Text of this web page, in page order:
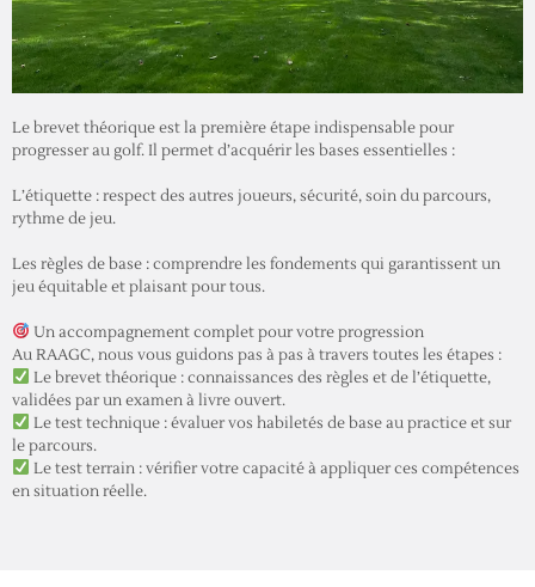
Le brevet théorique est la première étape indispensable pour
progresser au golf. Il permet d’acquérir les bases essentielles :
L’étiquette : respect des autres joueurs, sécurité, soin du parcours,
rythme de jeu.
Les règles de base : comprendre les fondements qui garantissent un
jeu équitable et plaisant pour tous.
Un accompagnement complet pour votre progression
Au RAAGC, nous vous guidons pas à pas à travers toutes les étapes :
Le brevet théorique : connaissances des règles et de l’étiquette,
validées par un examen à livre ouvert.
Le test technique : évaluer vos habiletés de base au practice et sur
le parcours.
Le test terrain : vérifier votre capacité à appliquer ces compétences
en situation réelle.